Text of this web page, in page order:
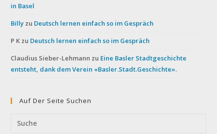
in Basel
Billy zu Deutsch lernen einfach so im Gespräch
P K zu Deutsch lernen einfach so im Gespräch
Claudius Sieber-Lehmann zu Eine Basler Stadtgeschichte
entsteht, dank dem Verein «Basler.Stadt.Geschichte».
Auf Der Seite Suchen
Search